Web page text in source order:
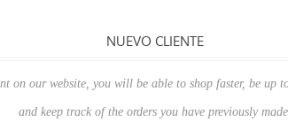
NUEVO CLIENTE
on our website, you will be able to shop faster, be up
and keep track of the orders you have previously